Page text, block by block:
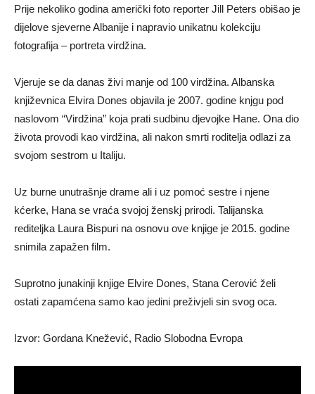
Prije nekoliko godina američki foto reporter Jill Peters obišao je
dijelove sjeverne Albanije i napravio unikatnu kolekciju
fotografija – portreta virdžina.
Vjeruje se da danas živi manje od 100 virdžina. Albanska
književnica Elvira Dones objavila je 2007. godine knjgu pod
naslovom “Virdžina” koja prati sudbinu djevojke Hane. Ona dio
života provodi kao virdžina, ali nakon smrti roditelja odlazi za
svojom sestrom u Italiju.
Uz burne unutrašnje drame ali i uz pomoć sestre i njene
kćerke, Hana se vraća svojoj ženskj prirodi. Talijanska
rediteljka Laura Bispuri na osnovu ove knjige je 2015. godine
snimila zapažen film.
Suprotno junakinji knjige Elvire Dones, Stana Cerović želi
ostati zapamćena samo kao jedini preživjeli sin svog oca.
Izvor: Gordana Knežević, Radio Slobodna Evropa